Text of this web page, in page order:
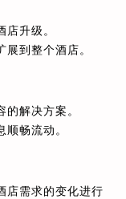
升级。
到整个酒店。
解决方案。
畅流动。
店需求的变化进行